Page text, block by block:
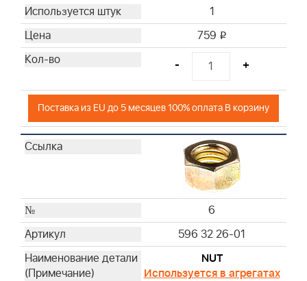
1
759 i
- +
Поставка из EU до 5 месяцев 100% оплата В корзину
6
596 32 26-01
NUT
Используется в агрегатах